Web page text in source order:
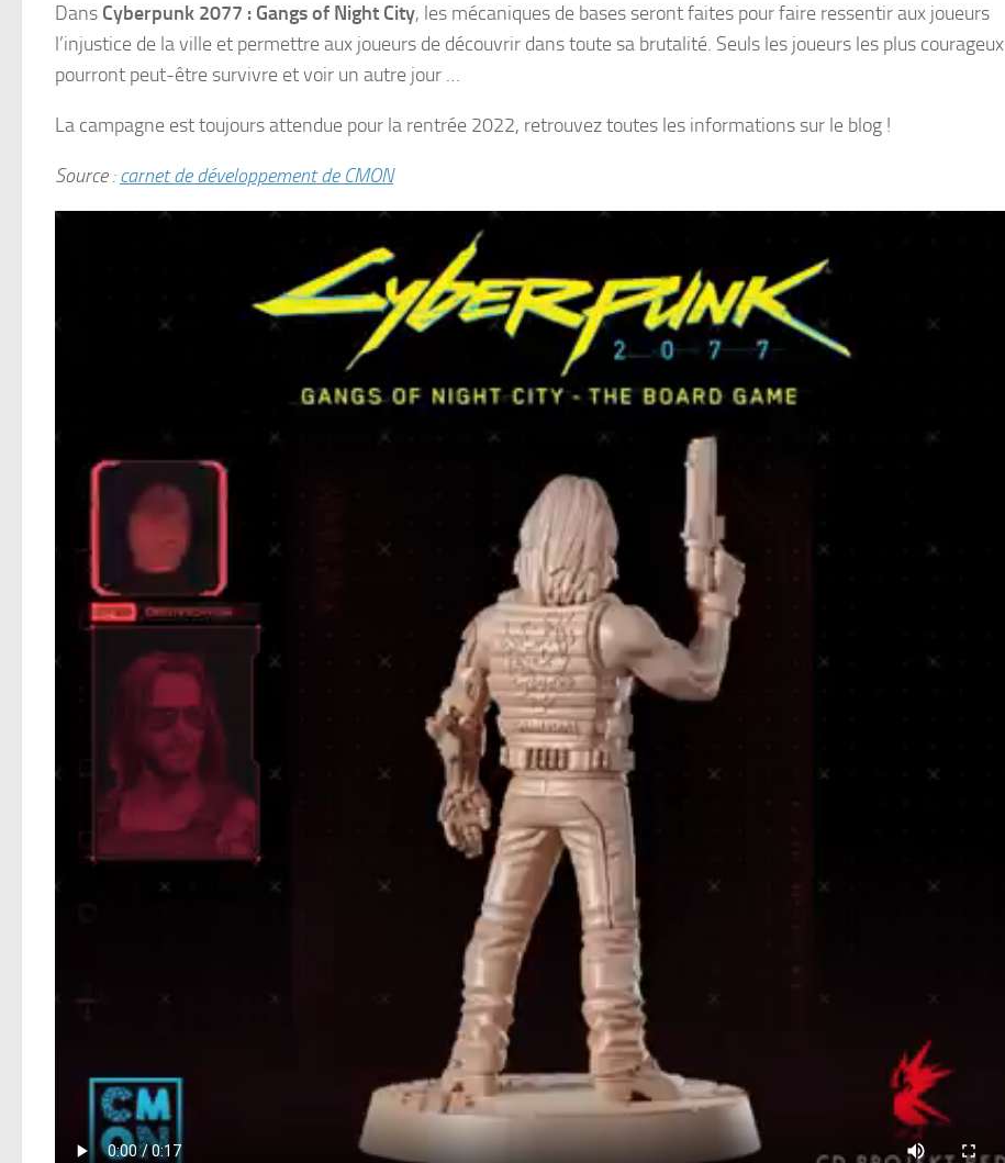
Dans Cyberpunk 2077 : Gangs of Night City, les mécaniques de bases seront faites pour faire ressentir aux joueurs
l’injustice de la ville et permettre aux joueurs de découvrir dans toute sa brutalité. Seuls les joueurs les plus courageux
pourront peut-être survivre et voir un autre jour …
La campagne est toujours attendue pour la rentrée 2022, retrouvez toutes les informations sur le blog !
Source :carnet de développement de CMON